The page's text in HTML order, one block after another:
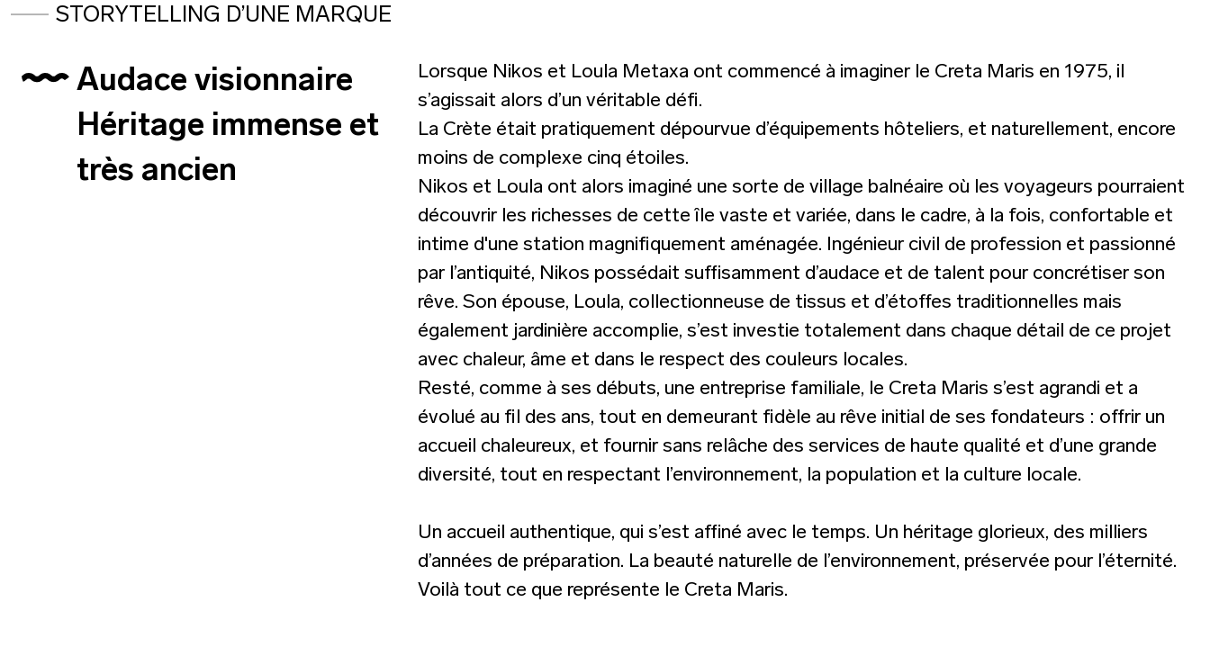
STORYTELLING D’UNE MARQUE
Audace visionnaire
Héritage immense et
très ancien
Lorsque Nikos et Loula Metaxa ont commencé à imaginer le Creta Maris en 1975, il
s’agissait alors d’un véritable défi.
La Crète était pratiquement dépourvue d’équipements hôteliers, et naturellement, encore
moins de complexe cinq étoiles.
Nikos et Loula ont alors imaginé une sorte de village balnéaire où les voyageurs pourraient
découvrir les richesses de cette île vaste et variée, dans le cadre, à la fois, confortable et
intime d'une station magnifiquement aménagée. Ingénieur civil de profession et passionné
par l’antiquité, Nikos possédait suffisamment d’audace et de talent pour concrétiser son
rêve. Son épouse, Loula, collectionneuse de tissus et d’étoffes traditionnelles mais
également jardinière accomplie, s’est investie totalement dans chaque détail de ce projet
avec chaleur, âme et dans le respect des couleurs locales.
Resté, comme à ses débuts, une entreprise familiale, le Creta Maris s’est agrandi et a
évolué au fil des ans, tout en demeurant fidèle au rêve initial de ses fondateurs : offrir un
accueil chaleureux, et fournir sans relâche des services de haute qualité et d’une grande
diversité, tout en respectant l’environnement, la population et la culture locale.
Un accueil authentique, qui s’est affiné avec le temps. Un héritage glorieux, des milliers
d’années de préparation. La beauté naturelle de l’environnement, préservée pour l’éternité.
Voilà tout ce que représente le Creta Maris.